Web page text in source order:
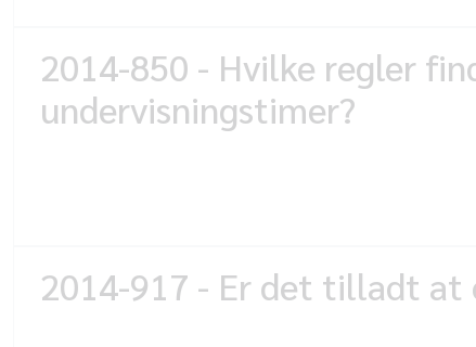
2014-850 - Hvilke regler
undervisningstimer?
2014-917 - Er det tilladt at